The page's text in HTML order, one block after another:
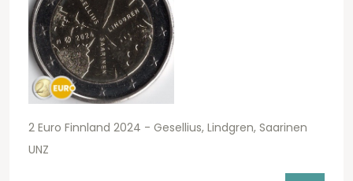
2 Euro Finnland 2024 - Gesellius, Lindgren, Saarinen
UNZ